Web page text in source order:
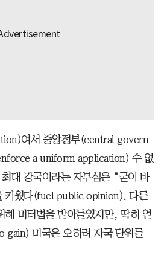
여서 중앙정부(central govern
a uniform application) 수 없
대 강국이라는 자부심은 “굳이 바
키웠다(fuel public opinion). 다른
해 미터법을 받아들였지만, 딱히 얻
gain) 미국은 오히려 자국 단위를